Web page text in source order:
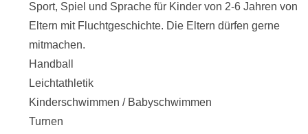
Sport, Spiel und Sprache für Kinder von 2-6 Jahren von
Eltern mit Fluchtgeschichte. Die Eltern dürfen gerne
mitmachen.
Handball
Leichtathletik
Kinderschwimmen / Babyschwimmen
Turnen